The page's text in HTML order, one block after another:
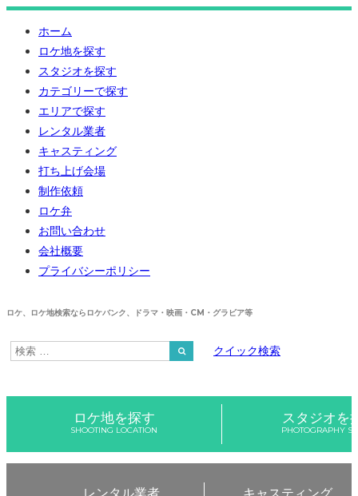
ホーム
ロケ地を探す
スタジオを探す
カテゴリーで探す
エリアで探す
レンタル業者
キャスティング
打ち上げ会場
制作依頼
ロケ弁
お問い合わせ
会社概要
プライバシーポリシー
ロケ、ロケ地検索ならロケバンク、ドラマ・映画・CM・グラビア等
クイック検索
ロケ地を探す
SHOOTING LOCATION
スタジオを
PHOTOGRAPHY